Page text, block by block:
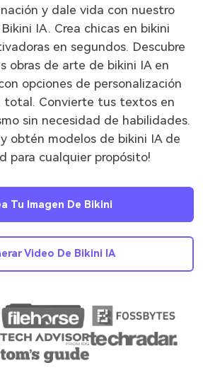
y dale vida con nuestro
IA. Crea chicas en bikini
en segundos. Descubre
obras de arte de bikini IA en
opciones de personalización
total. Convierte tus textos en
sin necesidad de habilidades.
y obtén modelos de bikini IA de
para cualquier propósito!
Tu Imagen De Bikini
Video De Bikini IA